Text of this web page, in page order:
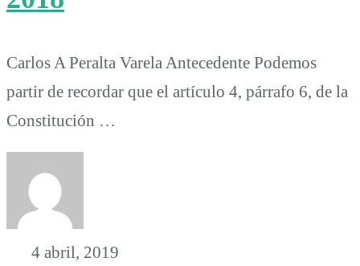
Carlos A Peralta Varela Antecedente Podemos
partir de recordar que el artículo 4, párrafo 6, de la
Constitución …
4 abril, 2019